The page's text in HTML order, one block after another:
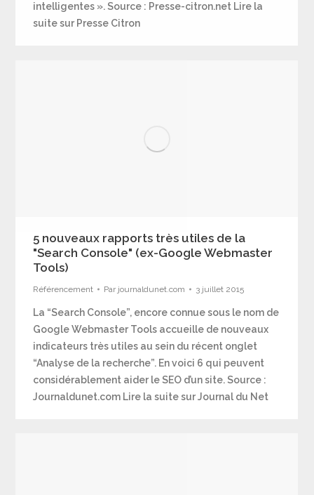
intelligentes ». Source : Presse-citron.net Lire la
suite sur Presse Citron
5 nouveaux rapports très utiles de la
"Search Console" (ex-Google Webmaster
Tools)
Référencement Par journaldunet.com 3 juillet 2015
La “Search Console”, encore connue sous le nom de
Google Webmaster Tools accueille de nouveaux
indicateurs très utiles au sein du récent onglet
“Analyse de la recherche”. En voici 6 qui peuvent
considérablement aider le SEO d’un site. Source :
Journaldunet.com Lire la suite sur Journal du Net